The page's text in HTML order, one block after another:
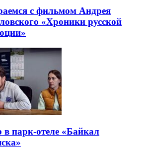
с фильмом Андрея
«Хроники русской
парк-отеле «Байкал